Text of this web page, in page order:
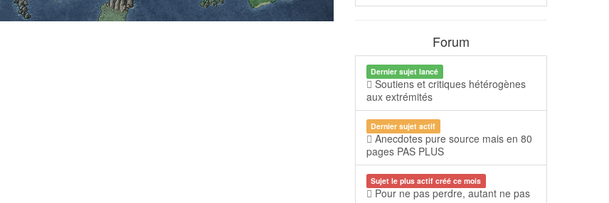
Forum
Dernier sujet lancé
Soutiens et critiques hétérogènes
aux extrémités
Dernier sujet actif
Anecdotes pure source mais en 80
pages PAS PLUS
Sujet le plus actif créé ce mois
Pour ne pas perdre, autant ne pas